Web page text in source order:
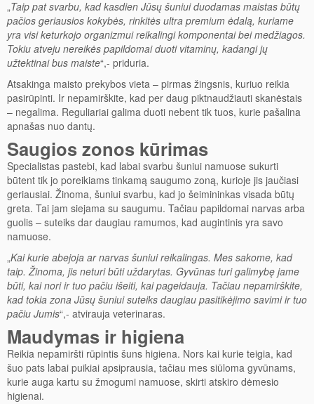
„Taip pat svarbu, kad kasdien Jūsų šuniui duodamas maistas būtų
pačios geriausios kokybės, rinkitės ultra premium ėdalą, kuriame
yra visi keturkojo organizmui reikalingi komponentai bei medžiagos.
Tokiu atveju nereikės papildomai duoti vitaminų, kadangi jų
užtektinai bus maiste“,- priduria.
Atsakinga maisto prekybos vieta – pirmas žingsnis, kuriuo reikia
pasirūpinti. Ir nepamirškite, kad per daug piktnaudžiauti skanėstais
– negalima. Reguliariai galima duoti nebent tik tuos, kurie pašalina
apnašas nuo dantų.
Saugios zonos kūrimas
Specialistas pastebi, kad labai svarbu šuniui namuose sukurti
būtent tik jo poreikiams tinkamą saugumo zoną, kurioje jis jaučiasi
geriausiai. Žinoma, šuniui svarbu, kad jo šeimininkas visada būtų
greta. Tai jam siejama su saugumu. Tačiau papildomai narvas arba
guolis – suteiks dar daugiau ramumos, kad augintinis yra savo
namuose.
„Kai kurie abejoja ar narvas šuniui reikalingas. Mes sakome, kad
taip. Žinoma, jis neturi būti uždarytas. Gyvūnas turi galimybę jame
būti, kai nori ir tuo pačiu išeiti, kai pageidauja. Tačiau nepamirškite,
kad tokia zona Jūsų šuniui suteiks daugiau pasitikėjimo savimi ir tuo
pačiu Jumis“,- atvirauja veterinaras.
Maudymas ir higiena
Reikia nepamiršti rūpintis šuns higiena. Nors kai kurie teigia, kad
šuo pats labai puikiai apsiprausia, tačiau mes siūloma gyvūnams,
kurie auga kartu su žmogumi namuose, skirti atskiro dėmesio
higienai.